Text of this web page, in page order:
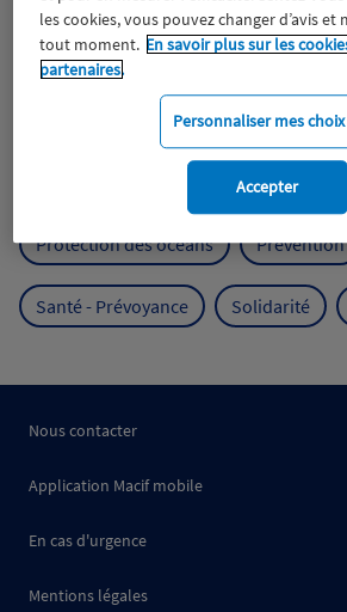
Expérience clients Fondation
Mutualisme
Protection de l'environnement
Protection des océans Prévention
Santé - Prévoyance Solidarité
Nous contacter
Application Macif mobile
En cas d'urgence
Mentions légales
les cookies, vous pouvez changer d’avis et
tout moment. En savoir plus sur les
partenaires.
Personnaliser mes choix
Accepter